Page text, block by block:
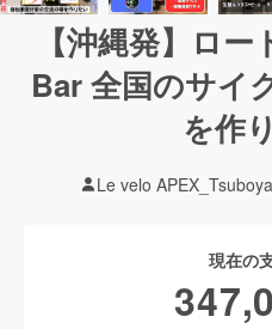
【沖縄発】ロ
Bar 全国のサイ
を作
Le velo
現在の